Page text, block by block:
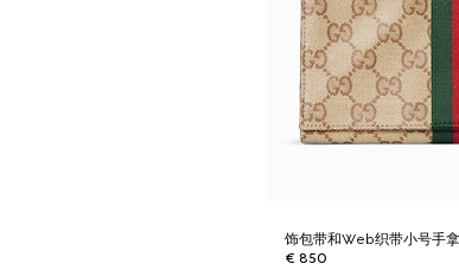
饰包带和Web织带小号手
€ 850